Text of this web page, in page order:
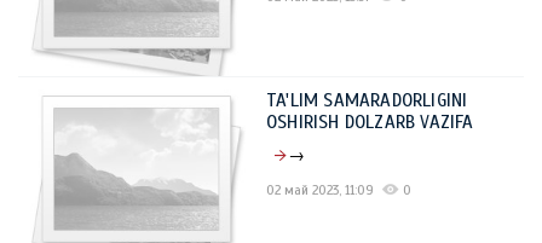
TA'LIM SAMARADORLIGINI
OSHIRISH DOLZARB VAZIFA
→
02 май 2023, 11:09 0